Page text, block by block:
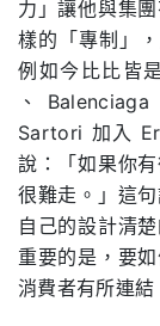
力」讓他與集
樣的「專制」
例如今比比皆
、
Sartori ​加入
說：「如果你
很難走。」這
自己的設計清
重要的是，要
消費者有所連結